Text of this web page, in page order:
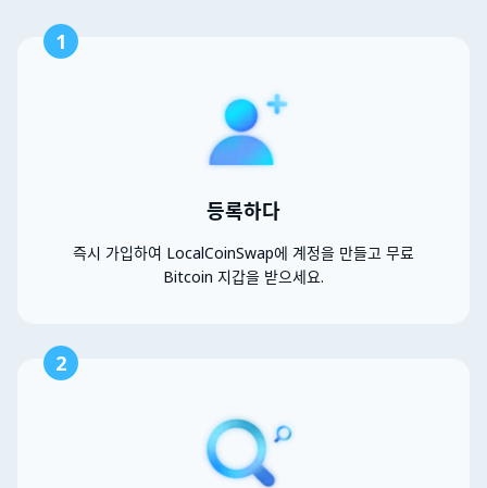
1
등록하다
즉시 가입하여 LocalCoinSwap에 계정을 만들고 무료
Bitcoin 지갑을 받으세요.
2